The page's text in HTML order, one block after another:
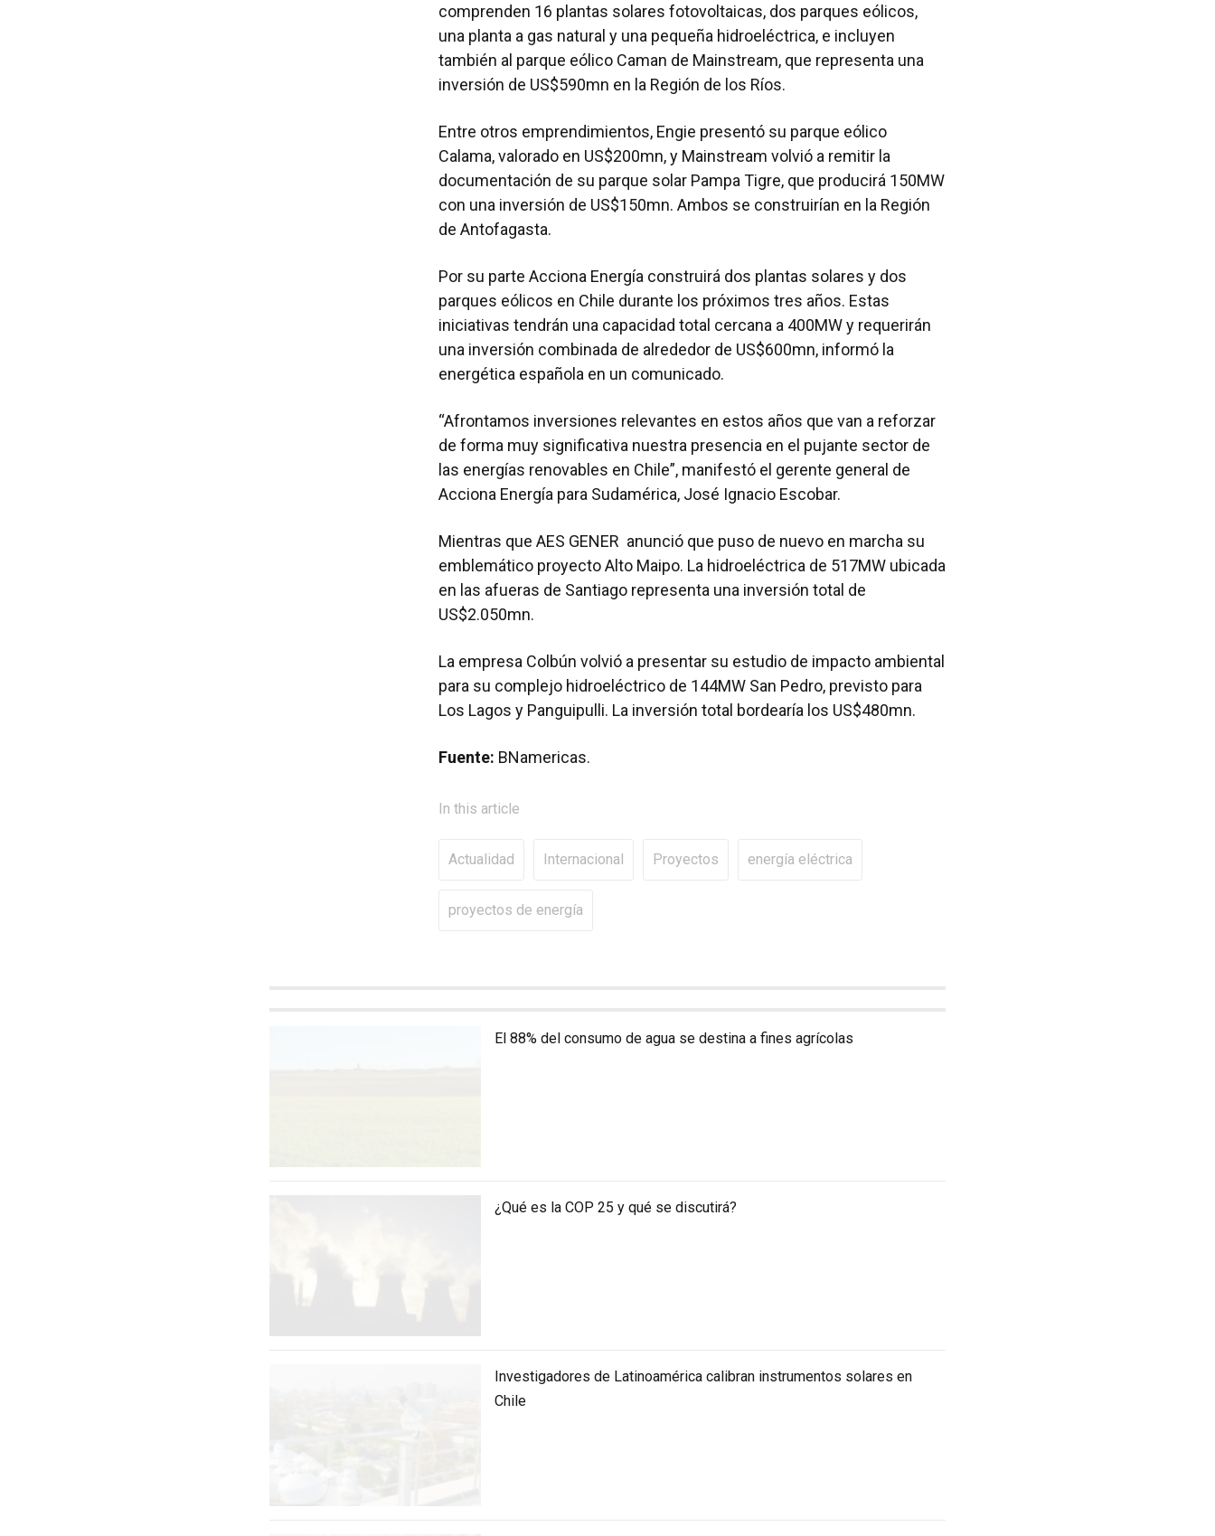
comprenden 16 plantas solares fotovoltaicas, dos parques eólicos,
una planta a gas natural y una pequeña hidroeléctrica, e incluyen
también al parque eólico Caman de Mainstream, que representa una
inversión de US$590mn en la Región de los Ríos.
Entre otros emprendimientos, Engie presentó su parque eólico
Calama, valorado en US$200mn, y Mainstream volvió a remitir la
documentación de su parque solar Pampa Tigre, que producirá 150MW
con una inversión de US$150mn. Ambos se construirían en la Región
de Antofagasta.
Por su parte Acciona Energía construirá dos plantas solares y dos
parques eólicos en Chile durante los próximos tres años. Estas
iniciativas tendrán una capacidad total cercana a 400MW y requerirán
una inversión combinada de alrededor de US$600mn, informó la
energética española en un comunicado.
“Afrontamos inversiones relevantes en estos años que van a reforzar
de forma muy significativa nuestra presencia en el pujante sector de
las energías renovables en Chile”, manifestó el gerente general de
Acciona Energía para Sudamérica, José Ignacio Escobar.
Mientras que AES GENER anunció que puso de nuevo en marcha su
emblemático proyecto Alto Maipo. La hidroeléctrica de 517MW ubicada
en las afueras de Santiago representa una inversión total de
US$2.050mn.
La empresa Colbún volvió a presentar su estudio de impacto ambiental
para su complejo hidroeléctrico de 144MW San Pedro, previsto para
Los Lagos y Panguipulli. La inversión total bordearía los US$480mn.
Fuente: BNamericas.
In this article
Actualidad Internacional Proyectos energía eléctrica
proyectos de energía
El 88% del consumo de agua se destina a fines agrícolas
¿Qué es la COP 25 y qué se discutirá?
Investigadores de Latinoamérica calibran instrumentos solares en
Chile